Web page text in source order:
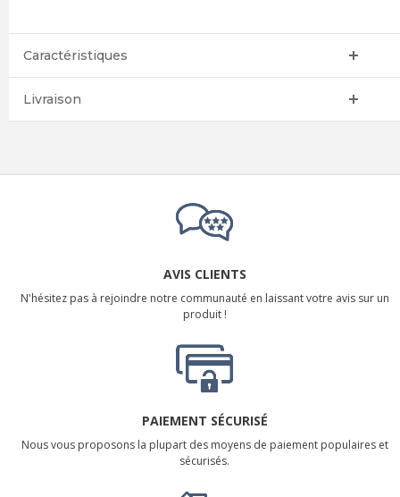
Caractéristiques
Livraison
AVIS CLIENTS
N'hésitez pas à rejoindre notre communauté en laissant votre avis sur un
produit !
PAIEMENT SÉCURISÉ
Nous vous proposons la plupart des moyens de paiement populaires et
sécurisés.